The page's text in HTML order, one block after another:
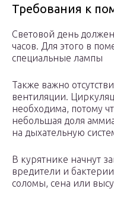
Требования к
Световой день
часов. Для этого в
специальные лампы
Также важно
вентиляции.
необходима, потому
небольшая доля
на дыхательную
В курятнике начнут
вредители и
соломы, сена или